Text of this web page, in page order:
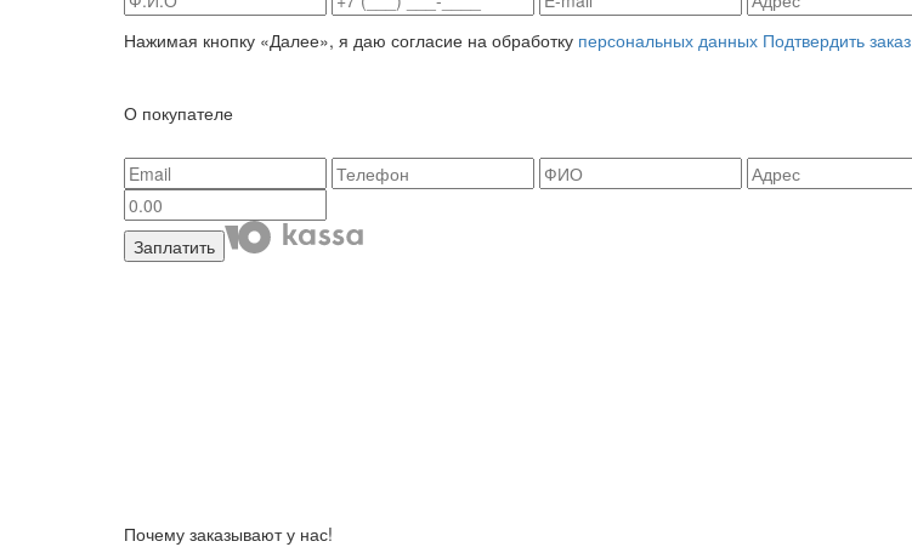
Нажимая кнопку «Далее», я даю согласие на обработку персональных данных Подтвердить заказ
О покупателе
Заплатить
Почему заказывают у нас!